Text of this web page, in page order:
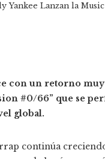
Yankee Lanzan la
con un retorno
#0/66” que se
global.
continúa